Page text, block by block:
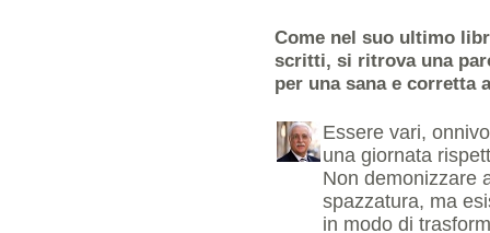
Come nel suo ultimo
scritti, si ritrova una
per una sana e corretta
Essere vari,
una giornata
Non demonizzare
spazzatura, ma
in modo di